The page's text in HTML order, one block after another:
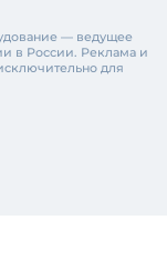
— ведущее
в России. Реклама и
для